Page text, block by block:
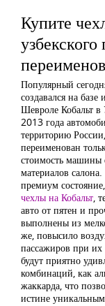
Купите
Популярный
создавался на базе
Шевроле Кобальт в
2013 года
территорию
переименован
стоимость машины
материалов
премиум
чехлы на Кобальт,
авто от пятен и
выполнены из
же, повысило
пассажиров при их
будут приятно
комбинаций, как
жаккарда, что
истине